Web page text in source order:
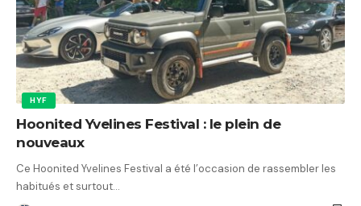
HYF
Hoonited Yvelines Festival : le plein de
nouveaux
Ce Hoonited Yvelines Festival a été l’occasion de rassembler les
habitués et surtout…